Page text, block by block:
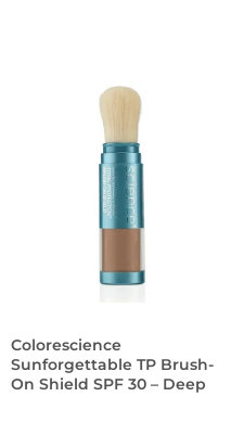
Colorescience
Sunforgettable TP Brush-
On Shield SPF 30 – Deep